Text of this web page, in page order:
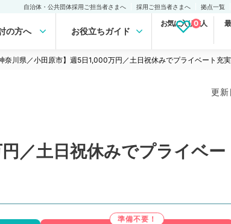
自治体・公共団体採用ご担当者さまへ 採用ご担当者さまへ 拠点一覧
の方へ お役立ちガイド
お気に入り求人
0
神奈川県／小田原市】週5日1,000万円／土日祝休みでプライベート充
更
／土日祝休みでプライベ